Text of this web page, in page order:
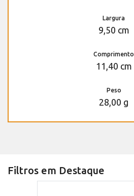
Largura
9,50 cm
Comprimento
11,40 cm
Peso
28,00 g
Filtros em Destaque